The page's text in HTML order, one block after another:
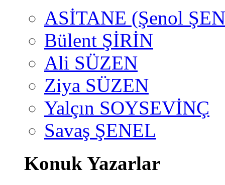
ASİTANE (Şenol
Bülent ŞİRİN
Ali SÜZEN
Ziya SÜZEN
Yalçın SOYSEVİNÇ
Savaş ŞENEL
Konuk Yazarlar